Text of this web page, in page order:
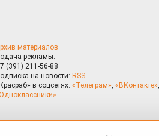
материалов
рекламы:
(391) 211-56-88
на новости: RSS
в соцсетях: «Телеграм», «ВКонтакте»,